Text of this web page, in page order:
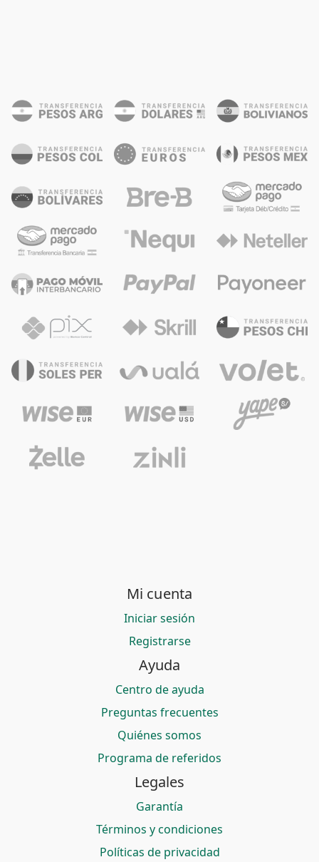
Mi cuenta
Iniciar sesión
Registrarse
Ayuda
Centro de ayuda
Preguntas frecuentes
Quiénes somos
Programa de referidos
Legales
Garantía
Términos y condiciones
Políticas de privacidad